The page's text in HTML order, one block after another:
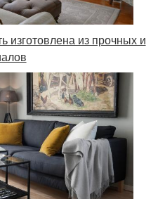
изготовлена из прочных и